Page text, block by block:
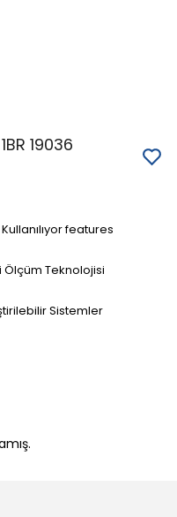
19036
features
Ölçüm Teknolojisi
Sistemler